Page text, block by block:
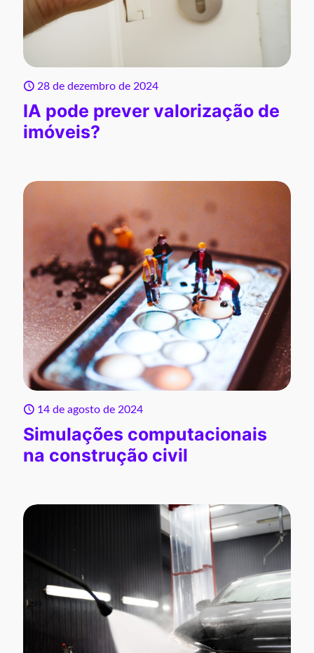
28 de dezembro de 2024
IA pode prever valorização de
imóveis?
14 de agosto de 2024
Simulações computacionais
na construção civil